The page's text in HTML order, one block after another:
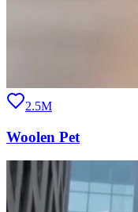
2.5M
Woolen Pet